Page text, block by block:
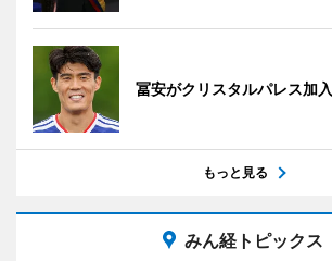
冨安がクリスタルパレス加入
もっと見る
みん経トピックス